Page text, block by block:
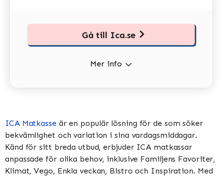
Mer info
Gå till Ica.se
ICA Matkasseär en populär lösning för de som söker
bekvämlighet och variation i sina vardagsmiddagar.
Känd för sitt breda utbud, erbjuder ICA matkassar
anpassade för olika behov, inklusive Familjens Favoriter,
Klimat, Vego, Enkla veckan, Bistro och Inspiration​​​​. Med